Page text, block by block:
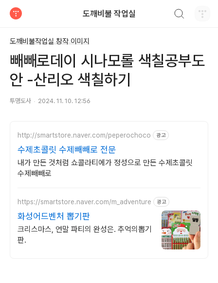
도깨비불 작업실
도깨비불작업실 창작 이미지
빼빼로데이 시나모롤 색칠공부도
안 -산리오 색칠하기
투명도사 2024. 11. 10. 12:56
http://smartstore.naver.com/peperochoco 광고
수제초콜릿 수제빼빼로 전문
내가 만든 것처럼 쇼콜라티에가 정성으로 만든 수제초콜릿
수제빼빼로
https://smartstore.naver.com/m_adventure 광고
화성어드벤처 뽑기판
크리스마스, 연말 파티의 완성은. 추억의뽑기
판.